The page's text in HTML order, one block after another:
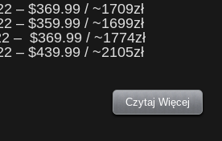
– $369.99 / ~1709zł
– $359.99 / ~1699zł
– $369.99 / ~1774zł
– $439.99 / ~2105zł
Czytaj Więcej